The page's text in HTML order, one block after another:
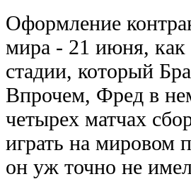
Оформление
мира - 21 июня, как
стадии, который
Впрочем, Фред в
четырех матчах
играть на мировом
он уж точно не